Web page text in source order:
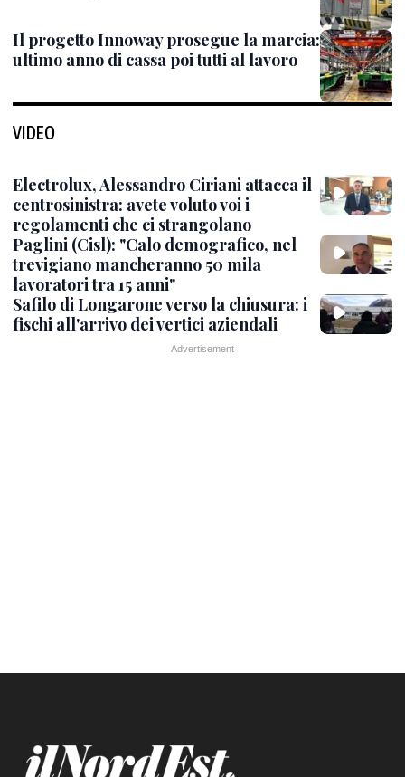
Il progetto Innoway prosegue la marcia:
ultimo anno di cassa poi tutti al lavoro
VIDEO
Electrolux, Alessandro Ciriani attacca il
centrosinistra: avete voluto voi i
regolamenti che ci strangolano
Paglini (Cisl): "Calo demografico, nel
trevigiano mancheranno 50 mila
lavoratori tra 15 anni"
Safilo di Longarone verso la chiusura: i
fischi all'arrivo dei vertici aziendali